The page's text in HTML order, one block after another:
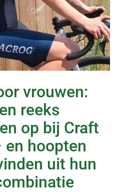
vrouwen:
reeks
op bij Craft
en hoopten
uit hun